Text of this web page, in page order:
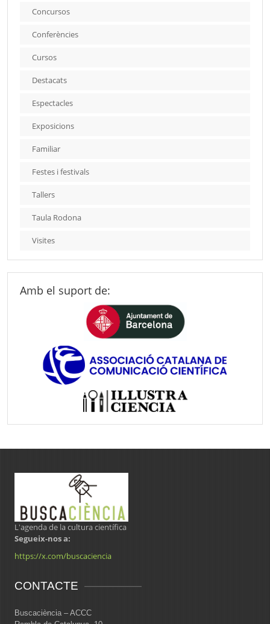
Concursos
Conferències
Cursos
Destacats
Espectacles
Exposicions
Familiar
Festes i festivals
Tallers
Taula Rodona
Visites
Amb el suport de:
L'agenda de la cultura científica
Segueix-nos a:
https://x.com/buscaciencia
CONTACTE
Buscaciència – ACCC